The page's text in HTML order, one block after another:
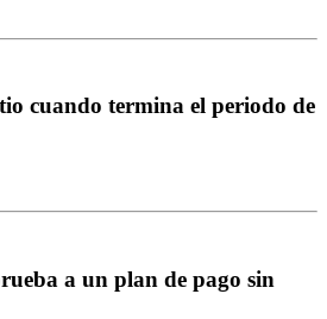
cuando termina el periodo de
a un plan de pago sin